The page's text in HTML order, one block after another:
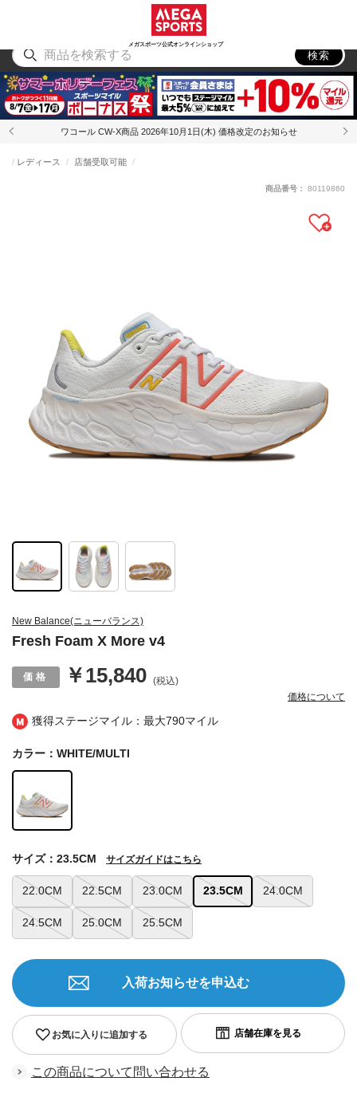
メガスポーツ公式オンラインショップ
アウトドア
検索
ワコール CW-X商品 2026年10月1日(木) 価格改定のお知らせ
獲得ステージマイル：最大790マイル
New Balance(ニューバランス)
Fresh Foam X More v4
レディース 店舗受取可能
￥15,840 (税込)
価格について
商品番号： 80119860
カラー：WHITE/MULTI
22.0CM 22.5CM 23.0CM 23.5CM 24.0CM
24.5CM 25.0CM 25.5CM
サイズ：23.5CM サイズガイドはこちら
お気に入りに追加する
入荷お知らせを申込む
この商品について問い合わせる